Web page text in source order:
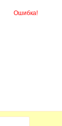
Ошибка!